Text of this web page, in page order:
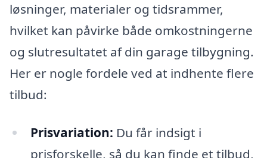
løsninger, materialer og tidsrammer,
hvilket kan påvirke både omkostningerne
og slutresultatet af din garage tilbygning.
Her er nogle fordele ved at indhente flere
tilbud:
Prisvariation: Du får indsigt i
prisforskelle, så du kan finde et tilbud,